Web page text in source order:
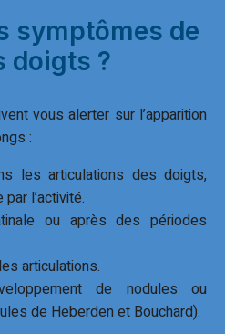
symptômes de
doigts ?
vous alerter sur l’apparition
:
les articulations des doigts,
l’activité.
ou après des périodes
articulations.
de nodules ou
de Heberden et Bouchard).